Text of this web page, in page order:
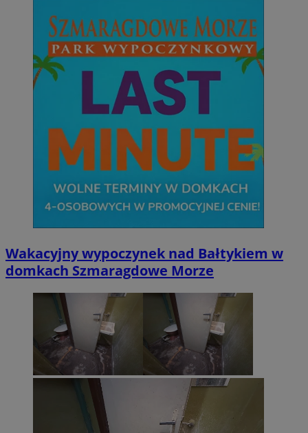
Wakacyjny wypoczynek nad Bałtykiem w
domkach Szmaragdowe Morze